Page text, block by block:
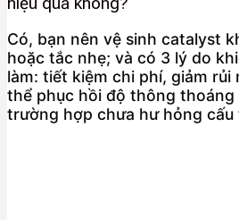
Có, bạn nên vệ sinh catalyst
hoặc tắc nhẹ; và có 3 lý do
làm: tiết kiệm chi phí, giảm rủi
thể phục hồi độ thông
trường hợp chưa hư hỏng cấu